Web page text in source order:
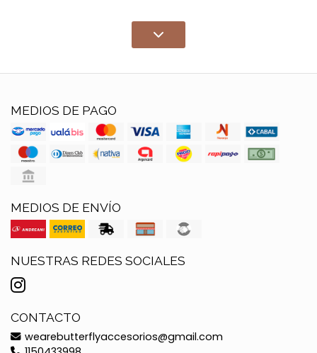
MEDIOS DE PAGO
MEDIOS DE ENVÍO
NUESTRAS REDES SOCIALES
CONTACTO
wearebutterflyaccesorios@gmail.com